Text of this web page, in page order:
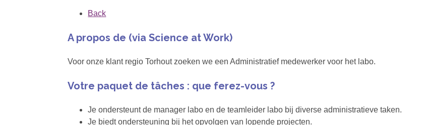
Back
A propos de (via Science at Work)
Voor onze klant regio Torhout zoeken we een Administratief medewerker voor het labo.
Votre paquet de tâches : que ferez-vous ?
Je ondersteunt de manager labo en de teamleider labo bij diverse administratieve taken.
Je biedt ondersteuning bij het opvolgen van lopende projecten.